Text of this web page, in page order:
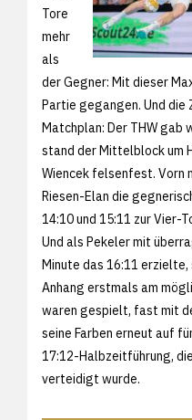
Tore
mehr
als
der Gegner: Mit dieser
Partie gegangen. Und die
Matchplan: Der THW gab
stand der Mittelblock um
Wiencek felsenfest. Vorn
Riesen-Elan die
14:10 und 15:11 zur Vier-
Und als Pekeler mit
Minute das 16:11 erzielte,
Anhang erstmals am
waren gespielt, fast mit
seine Farben erneut auf
17:12-Halbzeitführung,
verteidigt wurde.